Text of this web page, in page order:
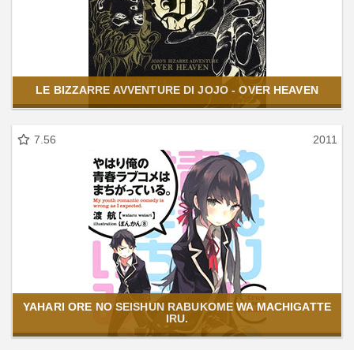
LE BIZZARRE AVVENTURE DI JOJO - OVER HEAVEN
7.56 2011
YAHARI ORE NO SEISHUN RABUKOME WA MACHIGATTE
IRU.